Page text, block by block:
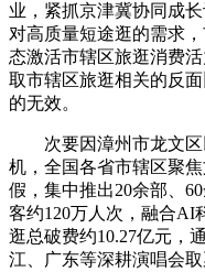
业，紧抓京津冀协同成
对高质量短途逛的需求
态激活市辖区旅逛消费
取市辖区旅逛相关的反
的无效。
次要因漳州市龙文区
机，全国各省市辖区聚
假，集中推出20余部、
客约120万人次，融合AI
逛总破费约10.27亿元，
江、广东等深耕演唱会